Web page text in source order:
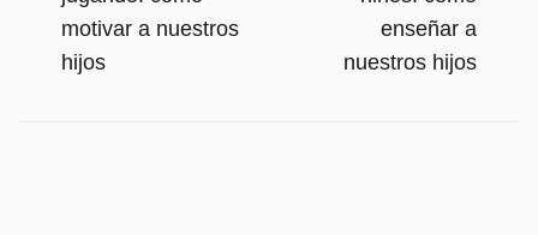
motivar a nuestros
hijos
enseñar a
nuestros hijos